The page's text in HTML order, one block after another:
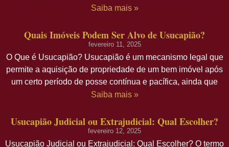
Saiba mais »
Quais Imóveis Podem Ser Alvo de Usucapião?
fevereiro 11, 2025
O Que é Usucapião? Usucapião é um mecanismo legal que
permite a aquisição de propriedade de um bem imóvel após
um certo período de posse contínua e pacífica, ainda que
Saiba mais »
Usucapião Judicial ou Extrajudicial: Qual Escolher?
fevereiro 12, 2025
Usucapião Judicial ou Extrajudicial: Qual Escolher? O termo